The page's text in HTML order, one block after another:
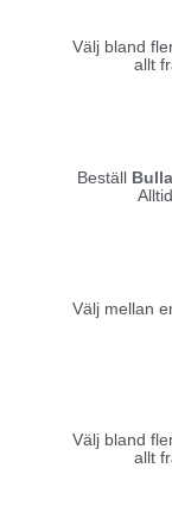
Välj bland
allt
Beställ
Välj mellan
Välj bland
allt